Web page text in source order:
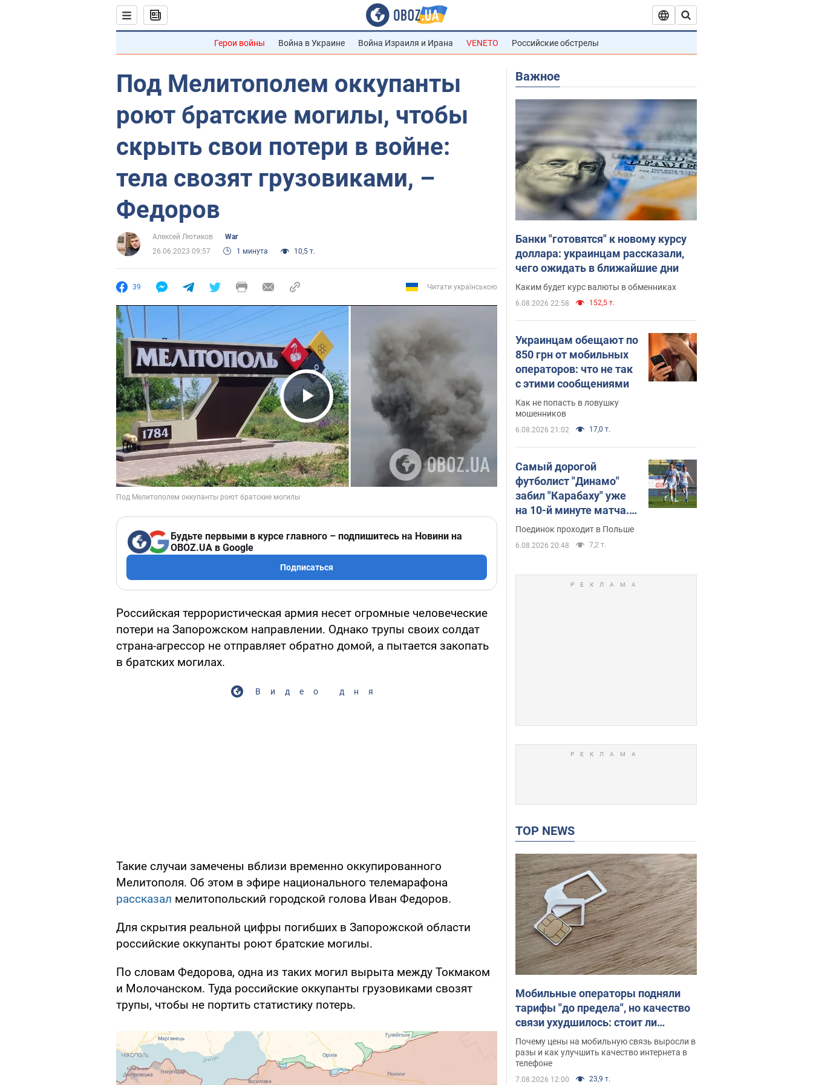
Герои войны Война в Украине Война Израиля и Ирана VENETO Российские обстрелы
Под Мелитополем оккупанты
роют братские могилы, чтобы
скрыть свои потери в войне:
тела свозят грузовиками, –
Федоров
Алексей Лютиков
War
26.06.2023 09:57
1 минута 10,5 т.
39 Читати українською
Play Video
Будьте первыми в курсе главного – подпишитесь на Новини на
OBOZ.UA в Google
Подписаться
Российская террористическая армия несет огромные человеческие
потери на Запорожском направлении. Однако трупы своих солдат
страна-агрессор не отправляет обратно домой, а пытается закопать
в братских могилах.
Видео дня
Такие случаи замечены вблизи временно оккупированного
Мелитополя. Об этом в эфире национального телемарафона
рассказал мелитопольский городской голова Иван Федоров.
Для скрытия реальной цифры погибших в Запорожской области
российские оккупанты роют братские могилы.
По словам Федорова, одна из таких могил вырыта между Токмаком
и Молочанском. Туда российские оккупанты грузовиками свозят
трупы, чтобы не портить статистику потерь.
Важное
Банки "готовятся" к новому курсу
доллара: украинцам рассказали,
чего ожидать в ближайшие дни
Каким будет курс валюты в обменниках
6.08.2026 22:58 152,5 т.
Украинцам обещают по
850 грн от мобильных
операторов: что не так
с этими сообщениями
Как не попасть в ловушку
мошенников
6.08.2026 21:02 17,0 т.
Самый дорогой
футболист "Динамо"
забил "Карабаху" уже
на 10-й минуте матча.
Видео
Поединок проходит в Польше
6.08.2026 20:48 7,2 т.
TOP NEWS
Мобильные операторы подняли
тарифы "до предела", но качество
связи ухудшилось: стоит ли
жаловаться на цены
Почему цены на мобильную связь выросли в
разы и как улучшить качество интернета в
телефоне
7.08.2026 12:00 23,9 т.